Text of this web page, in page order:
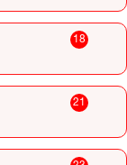
18
21